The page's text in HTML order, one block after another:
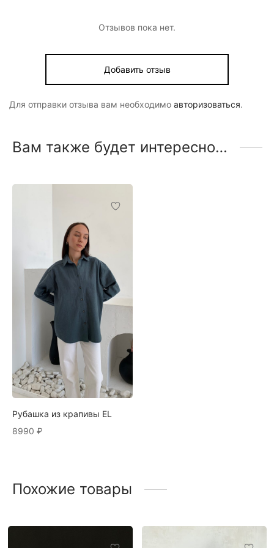
Отзывов пока нет.
Добавить отзыв
Для отправки отзыва вам необходимо авторизоваться.
Вам также будет интересно…
Рубашка из крапивы EL
8990 ₽
Похожие товары